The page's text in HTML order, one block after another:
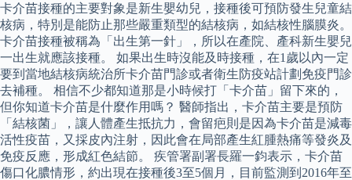
卡介苗接種的主要對象是新生嬰幼兒，接種後可預防發生兒童結
核病，特別是能防止那些嚴重類型的結核病，如結核性腦膜炎。
卡介苗接種被稱為「出生第一針」，所以在產院、產科新生嬰兒
一出生就應該接種。 如果出生時沒能及時接種，在1歲以內一定
要到當地結核病統治所卡介苗門診或者衛生防疫站計劃免疫門診
去補種。 相信不少都知道那是小時候打「卡介苗」留下來的，
但你知道卡介苗是什麼作用嗎？ 醫師指出，卡介苗主要是預防
「結核菌」，讓人體產生抵抗力，會留疤則是因為卡介苗是減毒
活性疫苗，又採皮內注射，因此會在局部產生紅腫熱痛等發炎及
免疫反應，形成紅色結節。 疾管署副署長羅一鈞表示，卡介苗
傷口化膿情形，約出現在接種後3至5個月，目前監測到2016年至